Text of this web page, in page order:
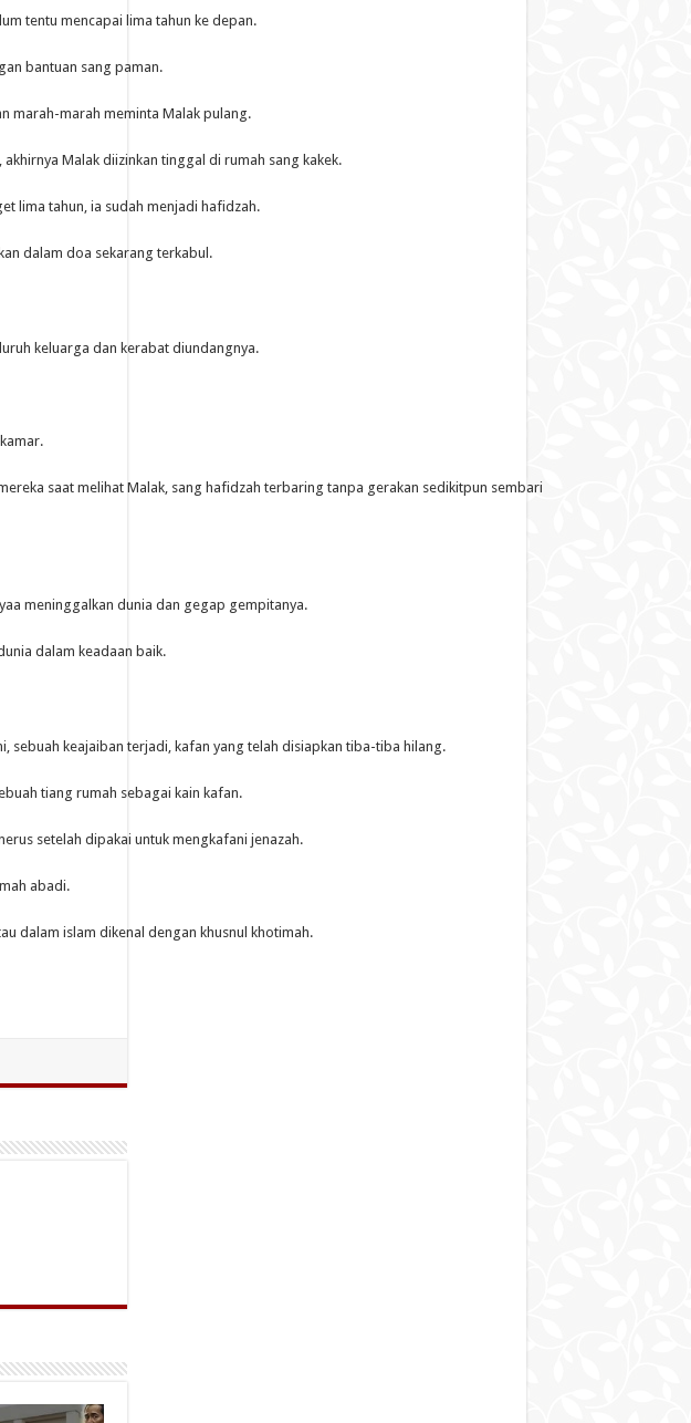
tentu mencapai lima tahun ke depan.
bantuan sang paman.
marah-marah meminta Malak pulang.
Malak diizinkan tinggal di rumah sang kakek.
lima tahun, ia sudah menjadi hafidzah.
dalam doa sekarang terkabul.
keluarga dan kerabat diundangnya.
saat melihat Malak, sang hafidzah terbaring tanpa gerakan sedikitpun sembari
meninggalkan dunia dan gegap gempitanya.
dalam keadaan baik.
sebuah keajaiban terjadi, kafan yang telah disiapkan tiba-tiba hilang.
tiang rumah sebagai kain kafan.
setelah dipakai untuk mengkafani jenazah.
abadi.
dalam islam dikenal dengan khusnul khotimah.